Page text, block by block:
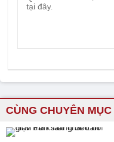
CÙNG CHUYÊN MỤC